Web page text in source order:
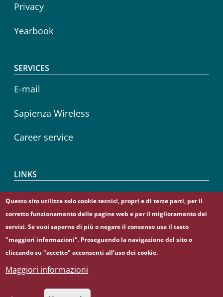
Privacy
Yearbook
SERVICES
E-mail
Sapienza Wireless
Career service
LINKS
CIAO
Sapienza Store
© Sapienza Università di Roma - Piazzale Aldo Moro 5,
Questo sito utilizza solo cookie tecnici, propri e di terze parti, per il
corretto funzionamento delle pagine web e per il miglioramento dei
servizi. Se vuoi saperne di più o negare il consenso usa il tasto
"maggiori informazioni". Proseguendo la navigazione del sito o
cliccando su "accetto" acconsenti all'uso dei cookie.
Maggiori informazioni